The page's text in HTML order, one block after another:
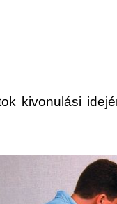
kivonulási